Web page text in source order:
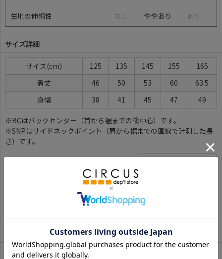
生地の伸縮性 な し ややあり あ り
サイズ詳細
サイズ(cm) 125 135 145 155
165
着丈
46 50 53 60
63.5
身幅
38 41 45 47 49
※BCはバックセンター（首から裾までの後中心）です。
※SNPはサイドネックポイント（肩から裾までの直線で計測した長
さ）です。
返品・交換について
お取寄せについて